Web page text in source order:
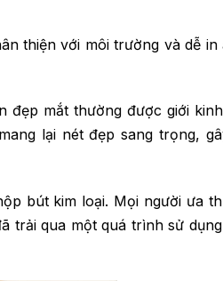
thiện với môi trường và dễ in
đẹp mắt thường được giới
lại nét đẹp sang trọng,
bút kim loại. Mọi người ưa
trải qua một quá trình sử